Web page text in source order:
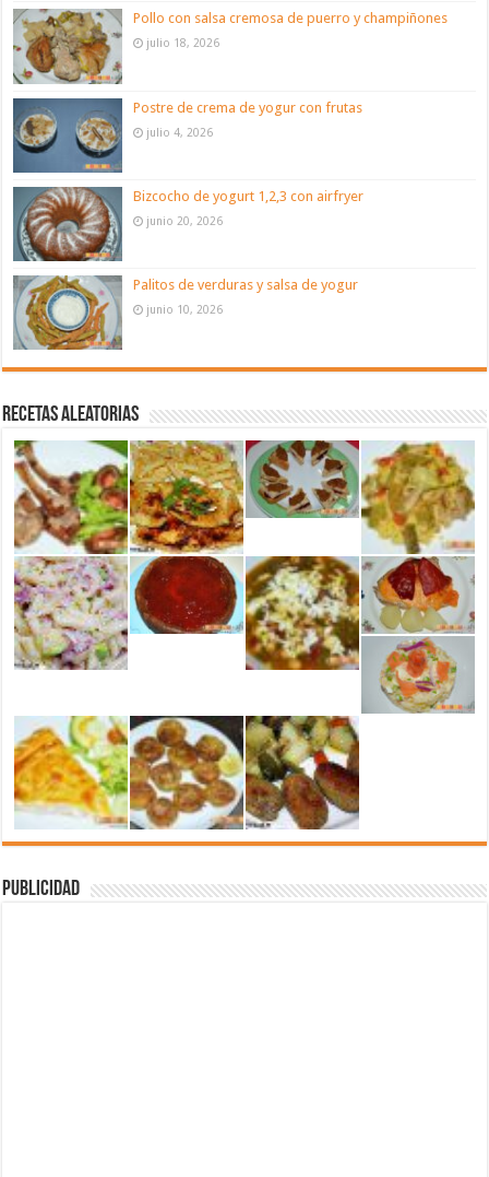
Pollo con salsa cremosa de puerro y champiñones
julio 18, 2026
Postre de crema de yogur con frutas
julio 4, 2026
Bizcocho de yogurt 1,2,3 con airfryer
junio 20, 2026
Palitos de verduras y salsa de yogur
junio 10, 2026
Recetas aleatorias
Publicidad